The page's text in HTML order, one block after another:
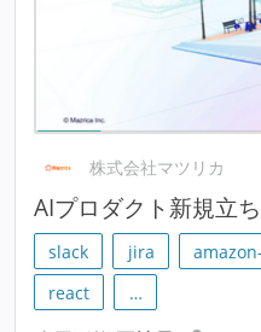
株式会社マツリカ
AIプロダクト新規立
slack jira
react
…